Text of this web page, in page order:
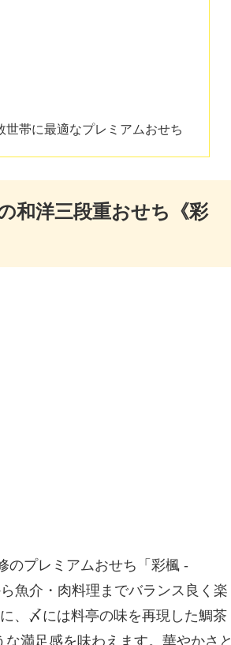
帯に最適なプレミアムおせち
和洋三段重おせち《彩
のプレミアムおせち「彩楓 -
魚介・肉料理までバランス良く楽
、〆には料亭の味を再現した鯛茶
満足感を味わえます。華やかさと